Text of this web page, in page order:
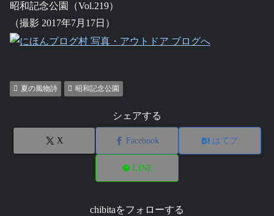
昭和記念公園（Vol.219）
（撮影 2017年7月17日）
夏の風物詩 昭和記念公園
シェアする
X Facebook はてブ
LINE
chibitaをフォローする